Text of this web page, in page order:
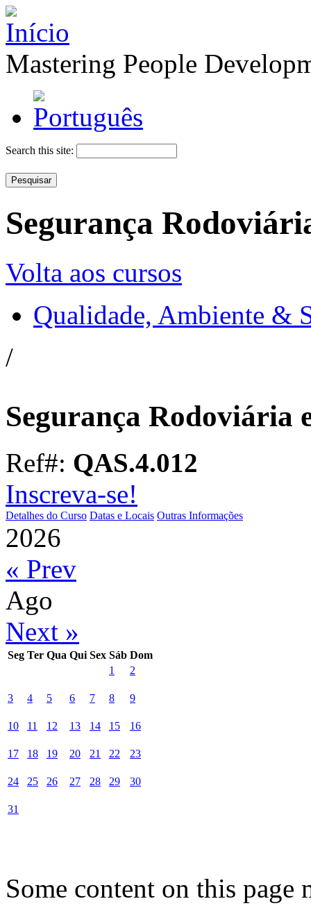
Mastering People
Search this site:
Segurança
Volta aos cursos
Qualidade, Ambiente &
/
Segurança Rodoviária
Ref#: QAS.4.012
Inscreva-se!
Detalhes do Curso Datas e Locais Outras Informações
2026
« Prev
Ago
Next »
Seg Ter Qua Qui Sex Sáb Dom
1
2
3 4 5 6 7 8 9
10 11 12 13 14 15 16
17 18 19 20 21 22 23
24 25 26 27 28 29 30
31
Some content on this page